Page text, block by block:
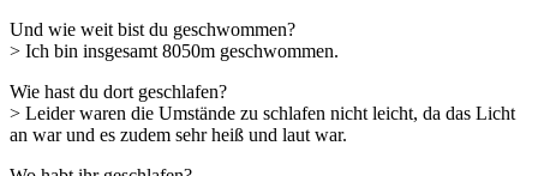
Und wie weit bist du geschwommen?
> Ich bin insgesamt 8050m geschwommen.
Wie hast du dort geschlafen?
> Leider waren die Umstände zu schlafen nicht leicht, da das Licht
an war und es zudem sehr heiß und laut war.